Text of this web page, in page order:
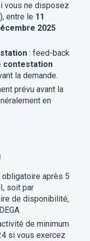
vous ne disposez
entre le 11
2025
: feed-back
contestation
la demande.
prévu avant la
en
obligatoire après 5
soit par
de disponibilité,
de minimum
si vous exercez